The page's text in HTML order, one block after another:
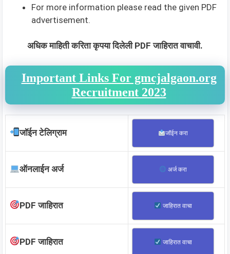
For more information please read the given PDF
advertisement.
अधिक माहिती करिता कृपया दिलेली PDF जाहिरात वाचावी.
Important Links For gmcjalgaon.org
Recruitment 2023
जॉईन टेलिग्राम जॉईन करा
ऑनलाईन अर्ज अर्ज करा
PDF जाहिरात जाहिरात वाचा
PDF जाहिरात जाहिरात वाचा